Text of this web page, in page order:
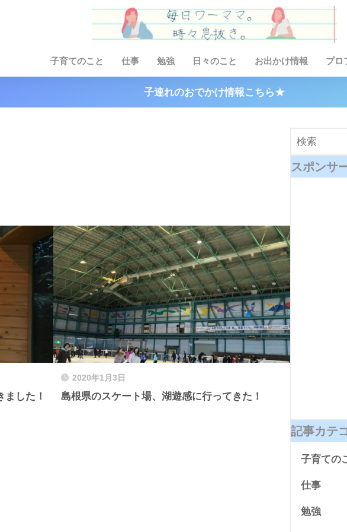
子育てのこと 仕事 勉強 日々のこと お出かけ情報 プロ
子連れのおでかけ情報こちら★
ました！
2020年1月3日
島根県のスケート場、湖遊感に行ってきた！
スポンサ
記事カテ
子育ての
仕事
勉強